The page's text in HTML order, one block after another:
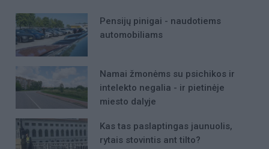
Pensijų pinigai - naudotiems
automobiliams
Namai žmonėms su psichikos ir
intelekto negalia - ir pietinėje
miesto dalyje
Kas tas paslaptingas jaunuolis,
rytais stovintis ant tilto?